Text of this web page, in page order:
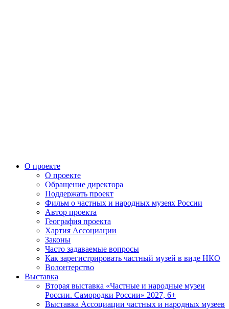
О проекте
О проекте
Обращение директора
Поддержать проект
Фильм о частных и народных музеях России
Автор проекта
География проекта
Хартия Ассоциации
Законы
Часто задаваемые вопросы
Как зарегистрировать частный музей в виде НКО
Волонтерство
Выставка
Вторая выставка «Частные и народные музеи
России. Самородки России» 2027, 6+
Выставка Ассоциации частных и народных музеев